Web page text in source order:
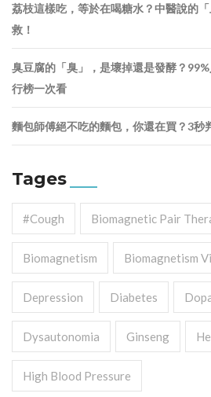
荔枝這樣吃，等於在喝糖水？中醫說的
救！
臭豆腐的「臭」，是壞掉還是發酵？
行榜一次看
麵包師傅絕不吃的麵包，你還在買？3秒
Tages
#cough Biomagnetic Pair
Biomagnetism Biomagnetism
Depression Diabetes
Dysautonomia Ginseng
High Blood Pressure